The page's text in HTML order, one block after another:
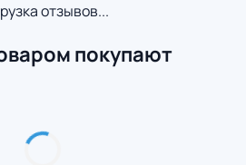
отзывов...
покупают